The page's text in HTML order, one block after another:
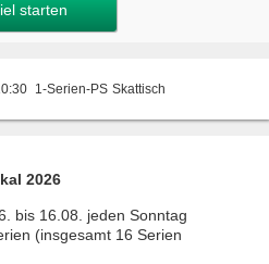
starten
1-Serien-PS Skattisch
2026
bis 16.08. jeden Sonntag
(insgesamt 16 Serien